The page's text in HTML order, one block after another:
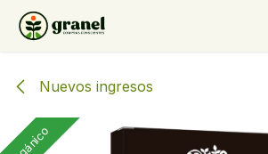
Ir al contenido
Nuevos ingresos